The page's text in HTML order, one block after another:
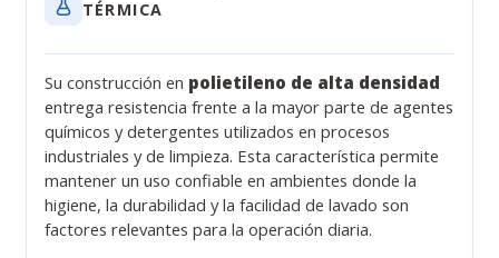
TÉRMICA
Su construcción en polietileno de alta densidad
entrega resistencia frente a la mayor parte de agentes
químicos y detergentes utilizados en procesos
industriales y de limpieza. Esta característica permite
mantener un uso confiable en ambientes donde la
higiene, la durabilidad y la facilidad de lavado son
factores relevantes para la operación diaria.